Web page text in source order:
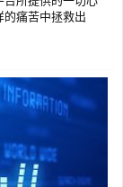
痛苦中拯救出